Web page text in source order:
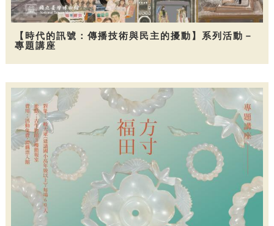
【時代的訊號：傳播技術與民主的擾動】系列活動－
專題講座